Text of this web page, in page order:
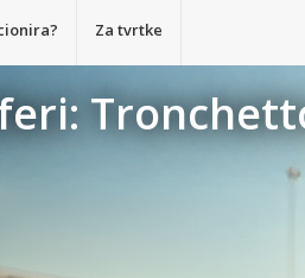
Za tvrtke